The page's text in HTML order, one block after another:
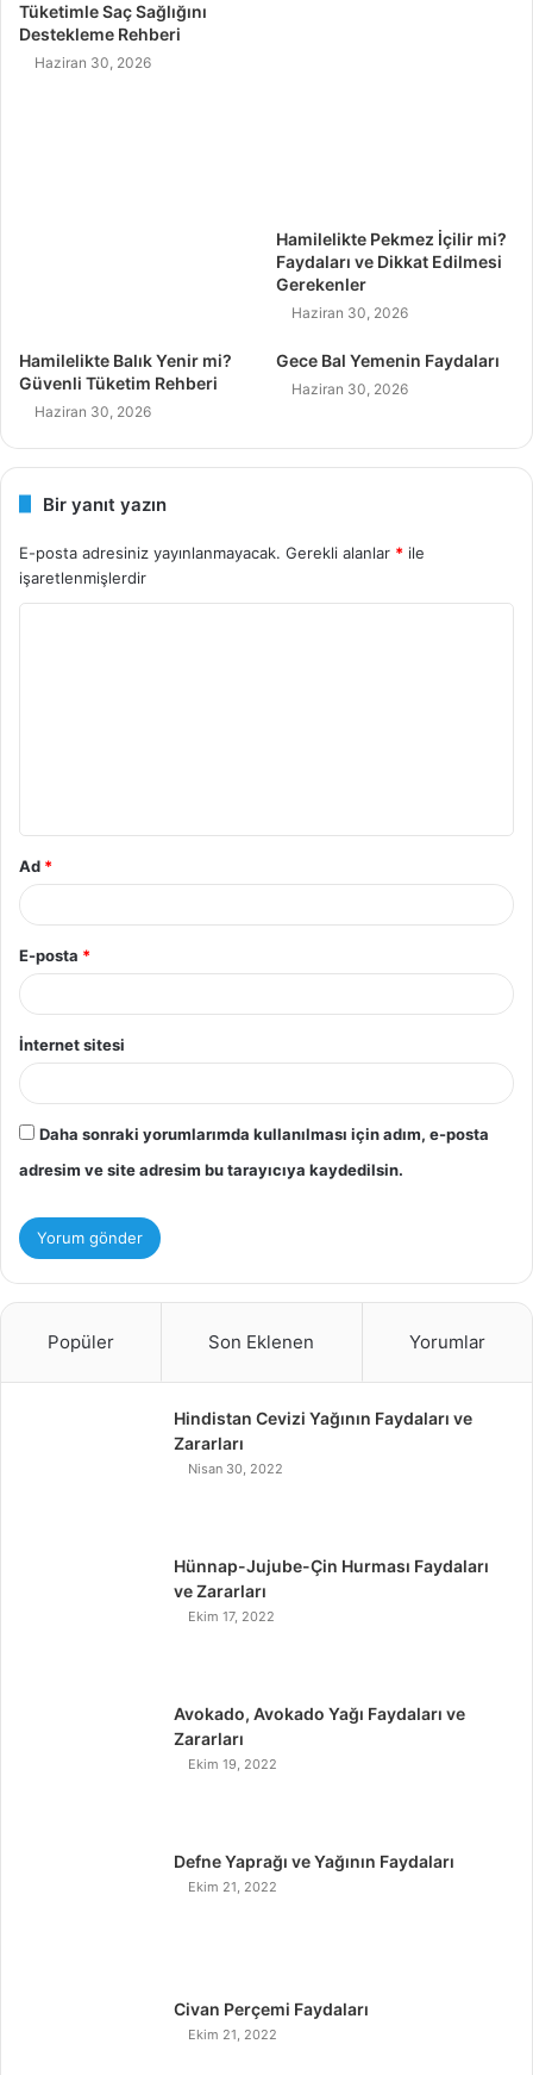
Tüketimle Saç Sağlığını
Destekleme Rehberi
Haziran 30, 2026
Hamilelikte Pekmez İçilir mi?
Faydaları ve Dikkat Edilmesi
Gerekenler
Haziran 30, 2026
Hamilelikte Balık Yenir mi?
Güvenli Tüketim Rehberi
Haziran 30, 2026
Gece Bal Yemenin Faydaları
Haziran 30, 2026
Bir yanıt yazın
E-posta adresiniz yayınlanmayacak. Gerekli alanlar * ile
işaretlenmişlerdir
Ad *
E-posta *
İnternet sitesi
Daha sonraki yorumlarımda kullanılması için adım, e-posta
adresim ve site adresim bu tarayıcıya kaydedilsin.
Popüler Son Eklenen Yorumlar
Hindistan Cevizi Yağının Faydaları ve
Zararları
Nisan 30, 2022
Hünnap-Jujube-Çin Hurması Faydaları
ve Zararları
Ekim 17, 2022
Avokado, Avokado Yağı Faydaları ve
Zararları
Ekim 19, 2022
Defne Yaprağı ve Yağının Faydaları
Ekim 21, 2022
Civan Perçemi Faydaları
Ekim 21, 2022